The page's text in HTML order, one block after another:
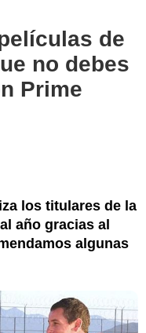
de
no debes
Prime
los titulares de la
año gracias al
algunas